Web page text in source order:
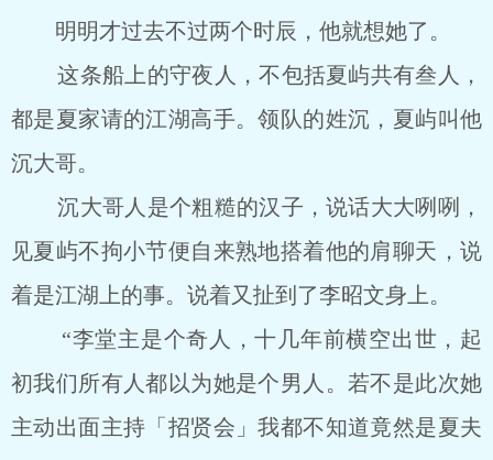
明明才过去不过两个时辰，他就想她了。
这条船上的守夜人，不包括夏屿共有叁人，
都是夏家请的江湖高手。领队的姓沉，夏屿叫他
沉大哥。
沉大哥人是个粗糙的汉子，说话大大咧咧，
见夏屿不拘小节便自来熟地搭着他的肩聊天，说
着是江湖上的事。说着又扯到了李昭文身上。
“李堂主是个奇人，十几年前横空出世，起
初我们所有人都以为她是个男人。若不是此次她
主动出面主持「招贤会」我都不知道竟然是夏夫